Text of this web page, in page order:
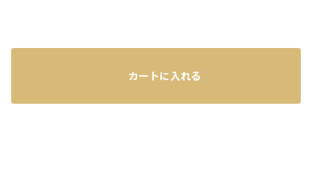
カートに入れる